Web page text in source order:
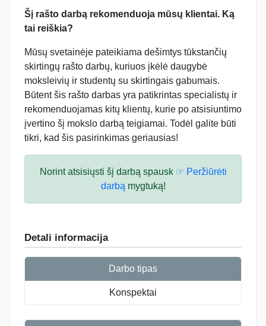
Šį rašto darbą rekomenduoja mūsų klientai. Ką
tai reiškia?
Mūsų svetainėje pateikiama dešimtys tūkstančių
skirtingų rašto darbų, kuriuos įkėlė daugybė
moksleivių ir studentų su skirtingais gabumais.
Būtent šis rašto darbas yra patikrintas specialistų ir
rekomenduojamas kitų klientų, kurie po atsisiuntimo
įvertino šį mokslo darbą teigiamai. Todėl galite būti
tikri, kad šis pasirinkimas geriausias!
Norint atsisiųsti šį darbą spausk ☞ Peržiūrėti
darbą mygtuką!
Detali informacija
Darbo tipas
Konspektai